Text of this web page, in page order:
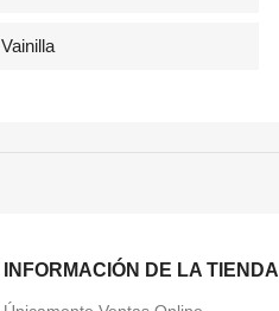
Vainilla
INFORMACIÓN DE LA TIENDA